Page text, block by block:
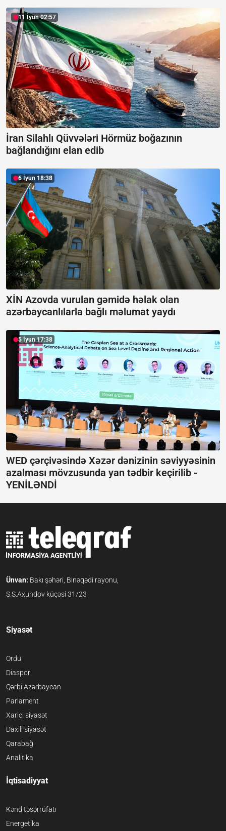
11 İyun 02:57
İran Silahlı Qüvvələri Hörmüz boğazının
bağlandığını elan edib
6 İyun 18:38
XİN Azovda vurulan gəmidə həlak olan
azərbaycanlılarla bağlı məlumat yaydı
5 İyun 17:38
WED çərçivəsində Xəzər dənizinin səviyyəsinin
azalması mövzusunda yan tədbir keçirilib -
YENİLƏNDİ
Ünvan: Bakı şəhəri, Binəqədi rayonu,
S.S.Axundov küçəsi 31/23
Siyasət
Ordu
Diaspor
Qərbi Azərbaycan
Parlament
Xarici siyasət
Daxili siyasət
Qarabağ
Analitika
İqtisadiyyat
Kənd təsərrüfatı
Energetika